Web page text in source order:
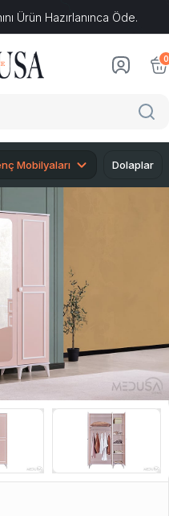
Ürün Hazırlanınca Öde.
0
Mobilyaları Dolaplar
Hazırlanmıştır.